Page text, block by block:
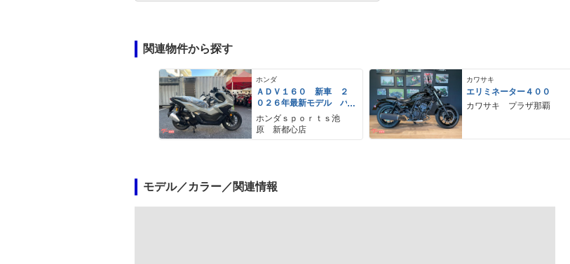
関連物件から探す
ホンダ
ＡＤＶ１６０ 新車 ２
０２６年最新モデル パ
ールスモーキーグレー
スマートキー ２９Ｌ
メットイン ＵＳＢ Ｔ
ホンダｓｐｏｒｔｓ池
原 新都心店
カワサキ
エリミネーター４００
カワサキ プラザ那覇
モデル／カラー／関連情報